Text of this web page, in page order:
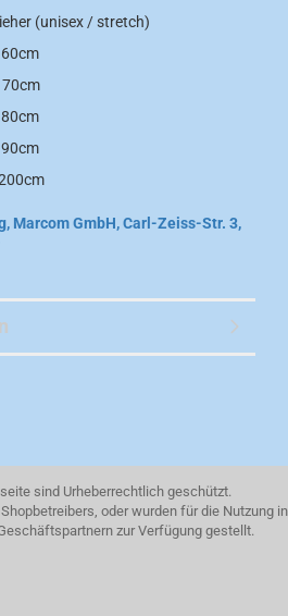
(unisex / stretch)
Marcom GmbH, Carl-Zeiss-Str. 3,
sind Urheberrechtlich geschützt.
oder wurden für die Nutzung in
zur Verfügung gestellt.